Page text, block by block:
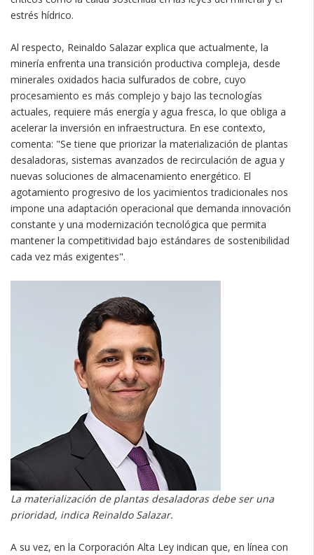
estrés hídrico.
Al respecto, Reinaldo Salazar explica que actualmente, la
minería enfrenta una transición productiva compleja, desde
minerales oxidados hacia sulfurados de cobre, cuyo
procesamiento es más complejo y bajo las tecnologías
actuales, requiere más energía y agua fresca, lo que obliga a
acelerar la inversión en infraestructura. En ese contexto,
comenta: "Se tiene que priorizar la materialización de plantas
desaladoras, sistemas avanzados de recirculación de agua y
nuevas soluciones de almacenamiento energético. El
agotamiento progresivo de los yacimientos tradicionales nos
impone una adaptación operacional que demanda innovación
constante y una modernización tecnológica que permita
mantener la competitividad bajo estándares de sostenibilidad
cada vez más exigentes".
La materialización de plantas desaladoras debe ser una
prioridad, indica Reinaldo Salazar.
A su vez, en la Corporación Alta Ley indican que, en línea con